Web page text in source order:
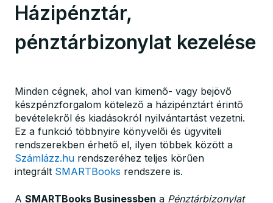
Házipénztár,
pénztárbizonylat kezelése
Minden cégnek, ahol van kimenő- vagy bejövő
készpénzforgalom kötelező a házipénztárt érintő
bevételekről és kiadásokról nyilvántartást vezetni.
Ez a funkció többnyire könyvelői és ügyviteli
rendszerekben érhető el, ilyen többek között a
Számlázz.hu rendszeréhez teljes körűen
integrált SMARTBooks rendszere is.
A SMARTBooks Businessben a Pénztárbizonylat